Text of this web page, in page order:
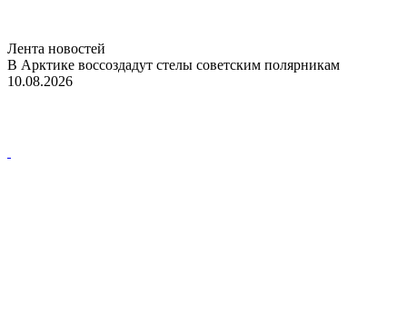
Лента новостей
В Арктике воссоздадут стелы советским полярникам
10.08.2026